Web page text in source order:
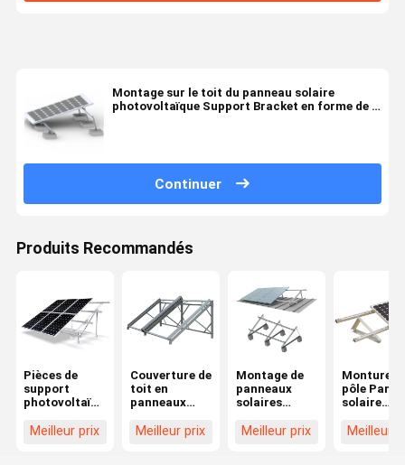
Montage sur le toit du panneau solaire
photovoltaïque Support Bracket en forme de Z
Continuer
Produits Recommandés
Pièces de
support
photovoltaïque
inoxydable
Meilleur prix
Couverture de
toit en
panneaux
inclinaison Pv
Meilleur prix
Montage de
panneaux
solaires
photovoltaïque
Meilleur prix
Monture
pôle
solaire
Support de
Meilleur